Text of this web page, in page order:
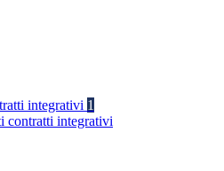
integrativi 1
contratti integrativi